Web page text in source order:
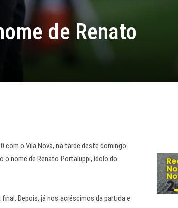
de Renato
com o Vila Nova, na tarde deste domingo.
o nome de Renato Portaluppi, ídolo do
Depois, já nos acréscimos da partida e